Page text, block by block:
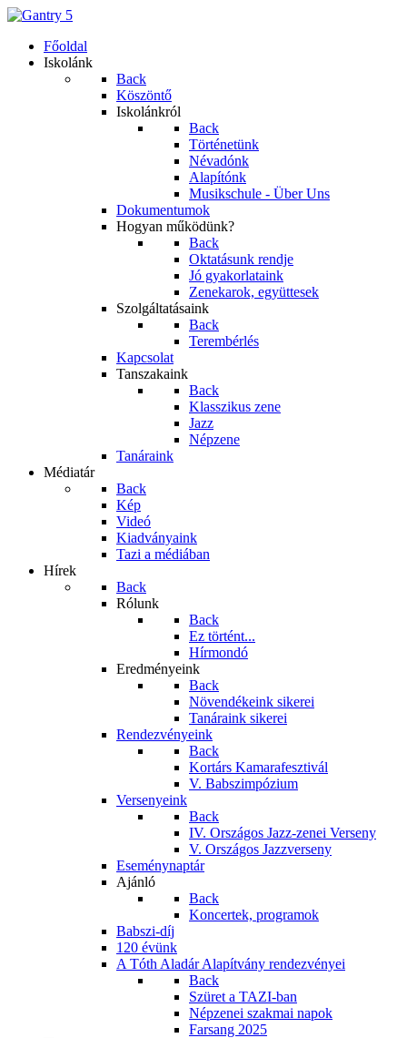
Főoldal
Iskolánk
Back
Köszöntő
Iskolánkról
Back
Történetünk
Névadónk
Alapítónk
Musikschule - Über Uns
Dokumentumok
Hogyan működünk?
Back
Oktatásunk rendje
Jó gyakorlataink
Zenekarok, együttesek
Szolgáltatásaink
Back
Terembérlés
Kapcsolat
Tanszakaink
Back
Klasszikus zene
Jazz
Népzene
Tanáraink
Médiatár
Back
Kép
Videó
Kiadványaink
Tazi a médiában
Hírek
Back
Rólunk
Back
Ez történt...
Hírmondó
Eredményeink
Back
Növendékeink sikerei
Tanáraink sikerei
Rendezvényeink
Back
Kortárs Kamarafesztivál
V. Babszimpózium
Versenyeink
Back
IV. Országos Jazz-zenei Verseny
V. Országos Jazzverseny
Eseménynaptár
Ajánló
Back
Koncertek, programok
Babszi-díj
120 évünk
A Tóth Aladár Alapítvány rendezvényei
Back
Szüret a TAZI-ban
Népzenei szakmai napok
Farsang 2025